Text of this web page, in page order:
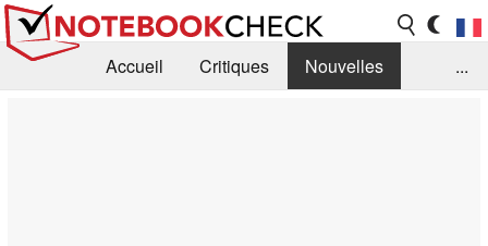
Accueil Critiques
Nouvelles
...